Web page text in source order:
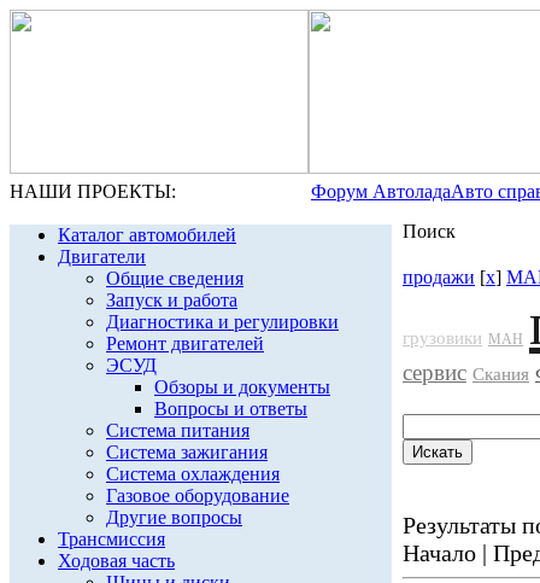
НАШИ ПРОЕКТЫ: Форум АвтоладаАвто
Каталог автомобилей
Двигатели
Общие сведения
Запуск и работа
Диагностика и регулировки
Ремонт двигателей
ЭСУД
Обзоры и документы
Вопросы и ответы
Система питания
Система зажигания
Система охлаждения
Газовое оборудование
Другие вопросы
Трансмиссия
Ходовая часть
Поиск
продажи [x]
грузовики МАН
сервис Скания
Результаты
Начало |